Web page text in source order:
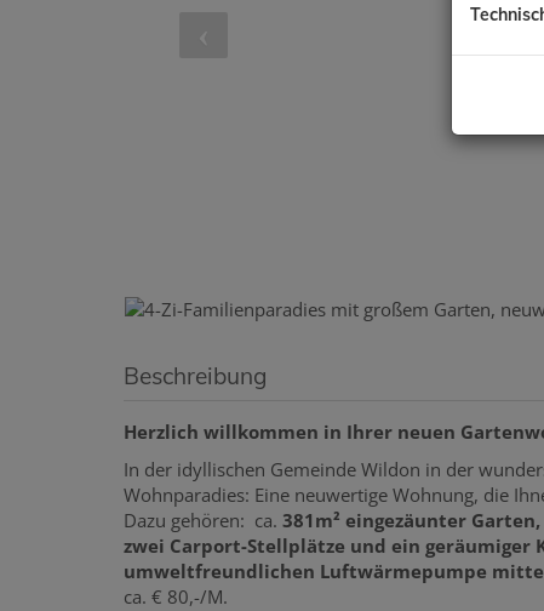
Beschreibung
Herzlich willkommen in Ihrer neuen
In der idyllischen Gemeinde Wildon in der
Wohnparadies: Eine neuwertige Wohnung, die
Dazu gehören: ca. 381m² eingezäunter
zwei Carport-Stellplätze und ein geräumiger
umweltfreundlichen Luftwärmepumpe
ca. € 80,-/M.